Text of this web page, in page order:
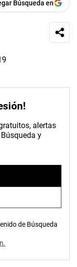
Búsqueda en
alertas
y
de Búsqueda